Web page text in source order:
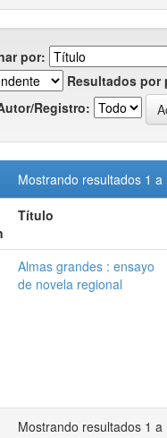
por:
Resultados por
Registro:
Mostrando resultados 1 a
Título
Almas grandes : ensayo
de novela regional
Mostrando resultados 1 a